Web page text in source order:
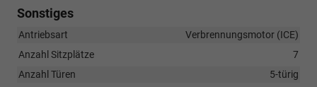
Sonstiges
Antriebsart
Verbrennungsmotor (ICE)
Anzahl Sitzplätze
7
Anzahl Türen
5-türig